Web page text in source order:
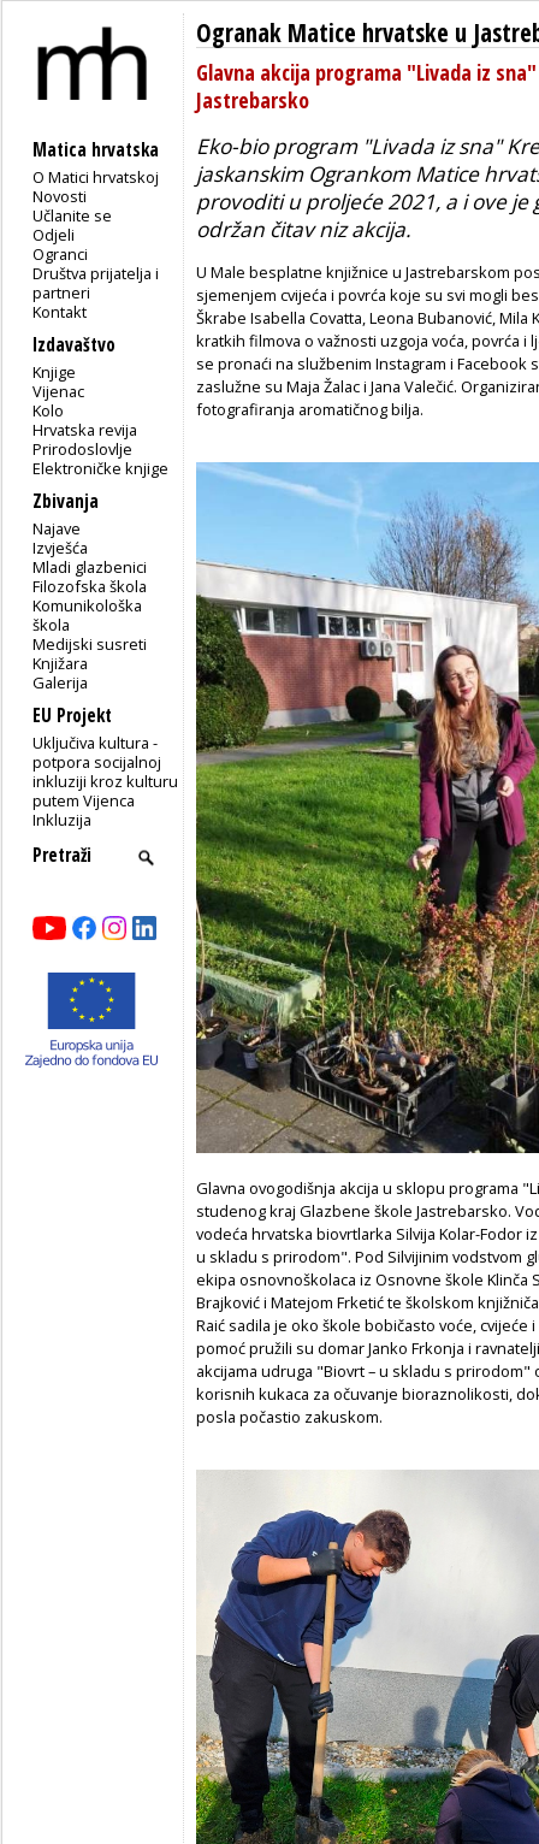
Matica hrvatska
O Matici hrvatskoj
Novosti
Učlanite se
Odjeli
Ogranci
Društva prijatelja i
partneri
Kontakt
Izdavaštvo
Knjige
Vijenac
Kolo
Hrvatska revija
Prirodoslovlje
Elektroničke knjige
Zbivanja
Najave
Izvješća
Mladi glazbenici
Filozofska škola
Komunikološka
škola
Medijski susreti
Knjižara
Galerija
EU Projekt
Uključiva kultura -
potpora socijalnoj
inkluziji kroz kulturu
putem Vijenca
Inkluzija
Ogranak Matice hrvatske u
Glavna akcija programa "Livada iz
Jastrebarsko
Eko-bio program "Livada iz sna"
jaskanskim Ogrankom Matice
provoditi u proljeće 2021, a i ove
održan čitav niz akcija.
U Male besplatne knjižnice u Jastrebarskom
sjemenjem cvijeća i povrća koje su svi mogli
Škrabe Isabella Covatta, Leona Bubanović, Mila
kratkih filmova o važnosti uzgoja voća, povrća i
se pronaći na službenim Instagram i Facebook
zaslužne su Maja Žalac i Jana Valečić.
fotografiranja aromatičnog bilja.
Glavna ovogodišnja akcija u sklopu programa
studenog kraj Glazbene škole Jastrebarsko.
vodeća hrvatska biovrtlarka Silvija Kolar-Fodor
u skladu s prirodom". Pod Silvijinim vodstvom
ekipa osnovnoškolaca iz Osnovne škole Klinča
Brajković i Matejom Frketić te školskom
Raić sadila je oko škole bobičasto voće,
pomoć pružili su domar Janko Frkonja i
akcijama udruga "Biovrt – u skladu s
korisnih kukaca za očuvanje bioraznolikosti,
posla počastio zakuskom.